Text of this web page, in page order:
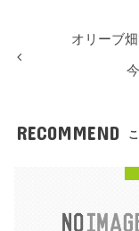
オリーブ
RECOMMEND